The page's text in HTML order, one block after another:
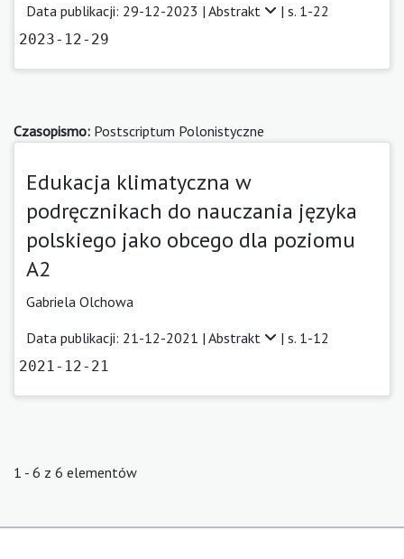
Data publikacji: 29-12-2023 | Abstrakt | s. 1-22
2023-12-29
Czasopismo: Postscriptum Polonistyczne
Edukacja klimatyczna w
podręcznikach do nauczania języka
polskiego jako obcego dla poziomu
A2
Gabriela Olchowa
Data publikacji: 21-12-2021 | Abstrakt | s. 1-12
2021-12-21
1 - 6 z 6 elementów